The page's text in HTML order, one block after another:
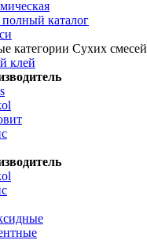
каталог
категории Сухих смесей
клей